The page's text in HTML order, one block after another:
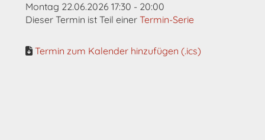
Montag 22.06.2026 17:30 - 20:00
Dieser Termin ist Teil einer Termin-Serie
Termin zum Kalender hinzufügen (.ics)